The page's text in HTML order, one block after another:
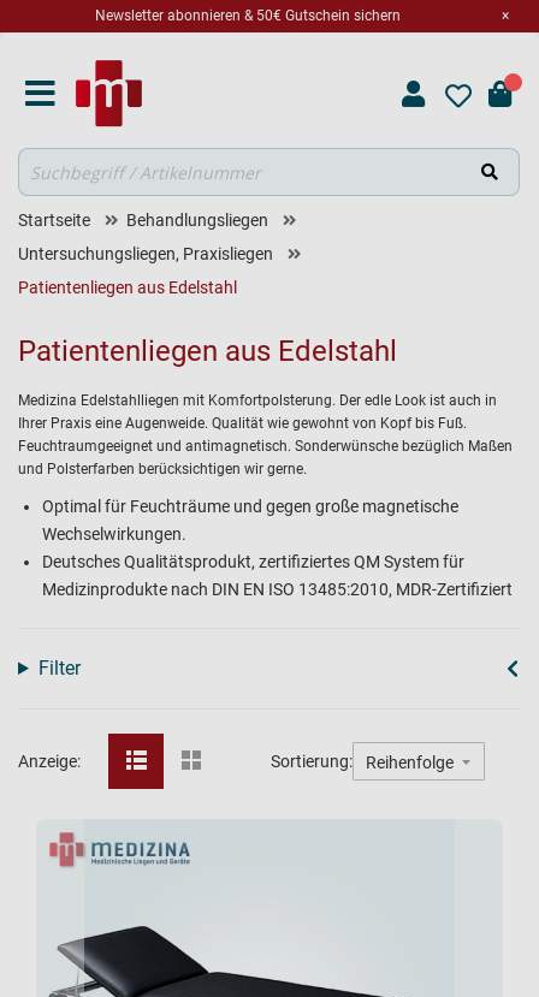
×
Newsletter abonnieren & 50€ Gutschein sichern
Suche
Startseite
Behandlungsliegen
Untersuchungsliegen, Praxisliegen
Patientenliegen aus Edelstahl
Patientenliegen aus Edelstahl
Medizina Edelstahlliegen mit Komfortpolsterung. Der edle Look ist auch in
Ihrer Praxis eine Augenweide. Qualität wie gewohnt von Kopf bis Fuß.
Feuchtraumgeeignet und antimagnetisch. Sonderwünsche bezüglich Maßen
und Polsterfarben berücksichtigen wir gerne.
Optimal für Feuchträume und gegen große magnetische
Wechselwirkungen.
Deutsches Qualitätsprodukt, zertifiziertes QM System für
Medizinprodukte nach DIN EN ISO 13485:2010, MDR-Zertifiziert
Filter
Anzeige: Sortierung: